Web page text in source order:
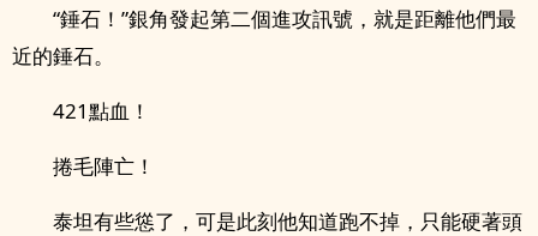
“錘石！”銀角發起第二個進攻訊號，就是距離他們最
近的錘石。
421點血！
捲毛陣亡！
泰坦有些慫了，可是此刻他知道跑不掉，只能硬著頭